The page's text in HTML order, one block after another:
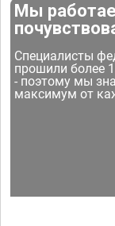
Мы
Специалисты
прошили более
- поэтому мы
максимум от